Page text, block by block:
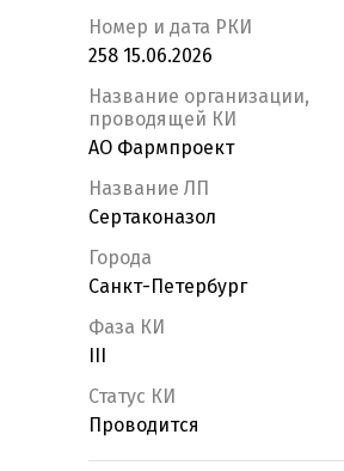
Номер и дата РКИ
258 15.06.2026
Название организации,
проводящей КИ
АО Фармпроект
Название ЛП
Сертаконазол
Города
Санкт-Петербург
Фаза КИ
Статус КИ
Проводится